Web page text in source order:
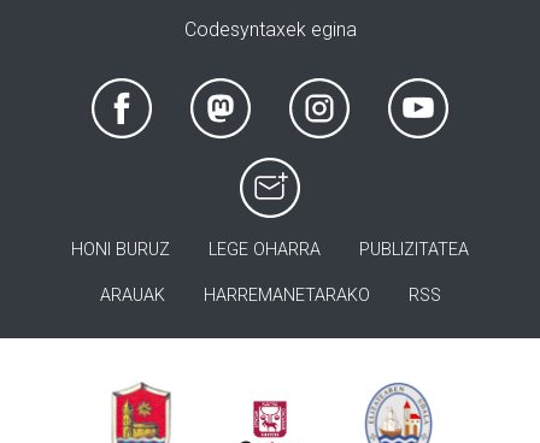
Codesyntaxek egina
HONI BURUZ LEGE OHARRA PUBLIZITATEA
ARAUAK HARREMANETARAKO RSS